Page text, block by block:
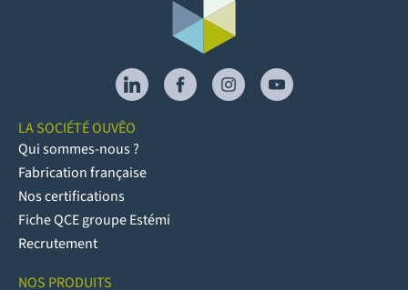
LA SOCIÉTÉ OUVÊO
Qui sommes-nous ?
Fabrication française
Nos certifications
Fiche QCE groupe Estémi
Recrutement
NOS PRODUITS